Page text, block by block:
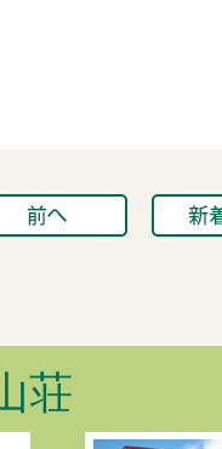
荘